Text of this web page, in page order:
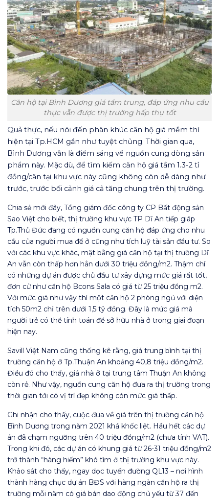
Căn hộ tại Bình Dương giá tầm trung, đáp ứng nhu cầu
thực vẫn được thị trường hấp thụ tốt
Quả thực, nếu nói đến phân khúc căn hộ giá mềm thì
hiện tại Tp.HCM gần như tuyệt chủng. Thời gian qua,
Bình Dương vẫn là điểm sáng về nguồn cung dòng sản
phẩm này. Mặc dù, để tìm kiếm căn hộ giá tầm 1.3-2 tỉ
đồng/căn tại khu vực này cũng không còn dễ dàng như
trước, trước bối cảnh giá cả tăng chung trên thị trường.
Chia sẻ mới đây, Tổng giám đốc công ty CP Bất động sản
Sao Việt cho biết, thị trường khu vực TP Dĩ An tiếp giáp
Tp.Thủ Đức đang có nguồn cung căn hộ đáp ứng cho nhu
cầu của người mua để ở cũng như tích luỹ tài sản đầu tư. So
với các khu vực khác, mặt bằng giá căn hộ tại thị trường Dĩ
An vẫn còn thấp hơn hẳn dưới 30 triệu đồng/m2. Thậm chí
có những dự án được chủ đầu tư xây dựng mức giá rất tốt,
đơn cử như căn hộ Bcons Sala có giá từ 25 triệu đồng m2.
Với mức giá như vậy thì một căn hộ 2 phòng ngủ với diện
tích 50m2 chỉ trên dưới 1,5 tỷ đồng. Đây là mức giá mà
người trẻ có thể tính toán để sở hữu nhà ở trong giai đoạn
hiện nay.
Savill Việt Nam cũng thống kê rằng, giá trung bình tại thị
trường căn hộ ở Tp.Thuận An khoảng 40,8 triệu đồng/m2.
Điều đó cho thấy, giá nhà ở tại trung tâm Thuận An không
còn rẻ. Như vậy, nguồn cung căn hộ đưa ra thị trường trong
thời gian tới có vị trí đẹp không còn mức giá thấp.
Ghi nhận cho thấy, cuộc đua về giá trên thị trường căn hộ
Bình Dương trong năm 2021 khá khốc liệt. Hầu hết các dự
án đã chạm ngưỡng trên 40 triệu đồng/m2 (chưa tính VAT).
Trong khi đó, các dự án có khung giá từ 26-31 triệu đồng/m2
trở thành “hàng hiếm” khó tìm ở thị trường khu vực này.
Khảo sát cho thấy, ngay dọc tuyến đường QL13 – nơi hình
thành hàng chục dự án BĐS với hàng ngàn căn hộ ra thị
trường mỗi năm có giá bán dao động chủ yếu từ 37 đến